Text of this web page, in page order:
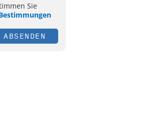
Sie
ABSENDEN